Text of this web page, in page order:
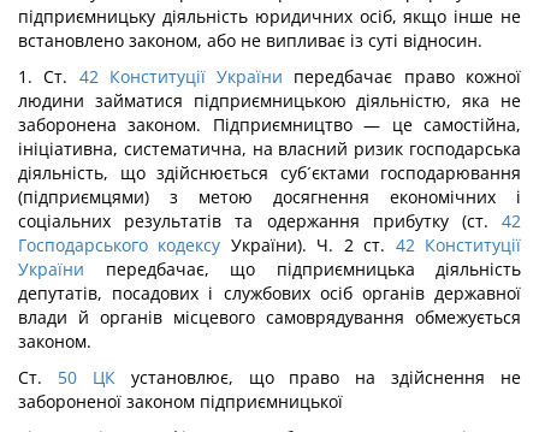
підприємницьку діяльність юридичних осіб, якщо інше не
встановлено законом, або не випливає із суті відносин.
1. Ст. 42 Конституції України передбачає право кожної
людини займатися підприємницькою діяльністю, яка не
заборонена законом. Підприємництво — це самостійна,
ініціативна, систематична, на власний ризик господарська
діяльність, що здійснюється суб´єктами господарювання
(підприємцями) з метою досягнення економічних і
соціальних результатів та одержання прибутку (ст. 42
Господарського кодексу України). Ч. 2 ст. 42 Конституції
України передбачає, що підприємницька діяльність
депутатів, посадових і службових осіб органів державної
влади й органів місцевого самоврядування обмежується
законом.
Ст. 50 ЦКустановлює, що право на здійснення не
забороненої законом підприємницької